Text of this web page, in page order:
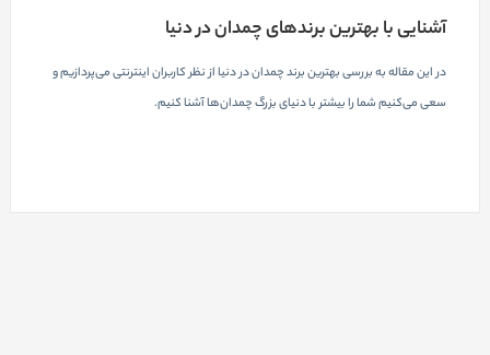
آشنایی با بهترین برندهای چمدان در دنیا
در این مقاله به بررسی بهترین برند چمدان در دنیا از نظر کاربران اینترنتی می‌پردازیم و
سعی می‌کنیم شما را بیشتر با دنیای بزرگ چمدان‌ها آشنا کنیم.